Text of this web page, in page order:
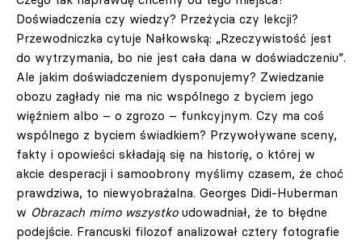
Doświadczenia czy wiedzy? Przeżycia czy lekcji?
Przewodniczka cytuje Nałkowską: „Rzeczywistość jest
do wytrzymania, bo nie jest cała dana w doświadczeniu”.
Ale jakim doświadczeniem dysponujemy? Zwiedzanie
obozu zagłady nie ma nic wspólnego z byciem jego
więźniem albo – o zgrozo – funkcyjnym. Czy ma coś
wspólnego z byciem świadkiem? Przywoływane sceny,
fakty i opowieści składają się na historię, o której w
akcie desperacji i samoobrony myślimy czasem, że choć
prawdziwa, to niewyobrażalna. Georges Didi-Huberman
w Obrazach mimo wszystko udowadniał, że to błędne
podejście. Francuski filozof analizował cztery fotografie